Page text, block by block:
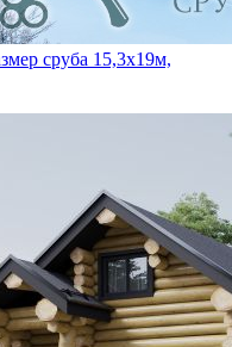
сруба 15,3х19м,